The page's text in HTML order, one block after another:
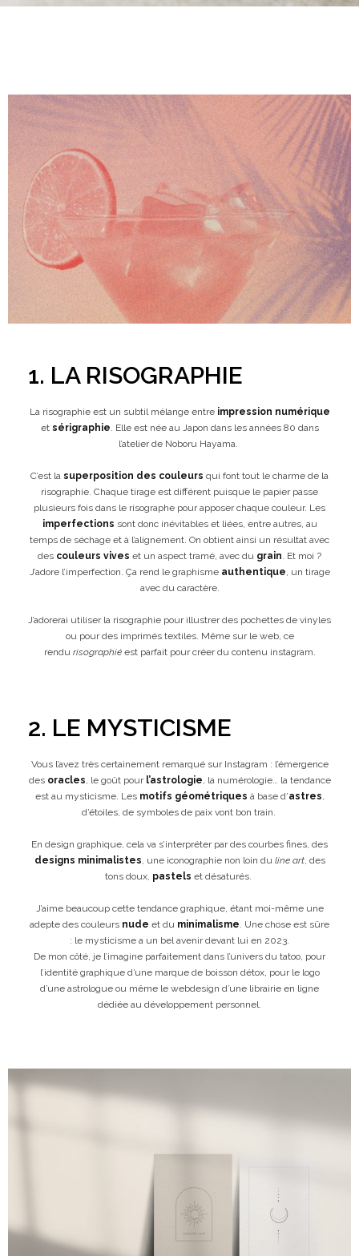
1. LA RISOGRAPHIE
La risographie est un subtil mélange entre impression numérique
et sérigraphie . Elle est née au Japon dans les années 80 dans
l’atelier de Noboru Hayama.
C’est la superposition des couleurs qui font tout le charme de la
risographie. Chaque tirage est différent puisque le papier passe
plusieurs fois dans le risographe pour apposer chaque couleur. Les
imperfections sont donc inévitables et liées, entre autres, au
temps de séchage et à l’alignement. On obtient ainsi un résultat avec
des couleurs vives et un aspect tramé, avec du grain . Et moi ?
J’adore l’imperfection. Ça rend le graphisme authentique , un tirage
avec du caractère.
J’adorerai utiliser la risographie pour illustrer des pochettes de vinyles
ou pour des imprimés textiles. Même sur le web, ce
rendu risographiéest parfait pour créer du contenu instagram.
2. LE MYSTICISME
Vous l’avez très certainement remarqué sur Instagram : l’émergence
des oracles , le goût pour l’astrologie , la numérologie… la tendance
est au mysticisme. Les motifs géométriques à base d’astres
d’étoiles, de symboles de paix vont bon train.
En design graphique, cela va s’interpréter par des courbes fines, des
designs minimalistes , une iconographie non loin du line art, des
tons doux, pastels et désaturés.
J’aime beaucoup cette tendance graphique, étant moi-même une
adepte des couleurs nude et du minimalisme . Une chose est sûre
: le mysticisme a un bel avenir devant lui en 2023.
De mon côté, je l’imagine parfaitement dans l’univers du tatoo, pour
l’identité graphique d’une marque de boisson détox, pour le logo
d’une astrologue ou même le webdesign d’une librairie en ligne
dédiée au développement personnel.